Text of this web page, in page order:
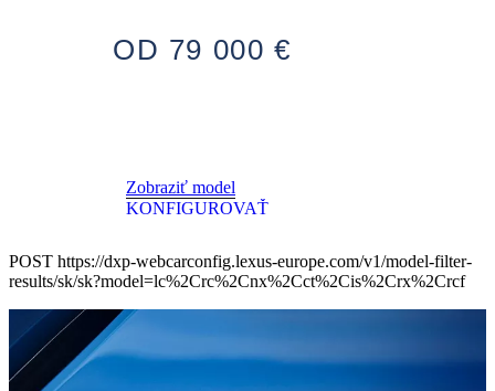
OD 79 000 €
Zobraziť model
KONFIGUROVAŤ
POST https://dxp-webcarconfig.lexus-europe.com/v1/model-filter-
results/sk/sk?model=lc%2Crc%2Cnx%2Cct%2Cis%2Crx%2Crcf